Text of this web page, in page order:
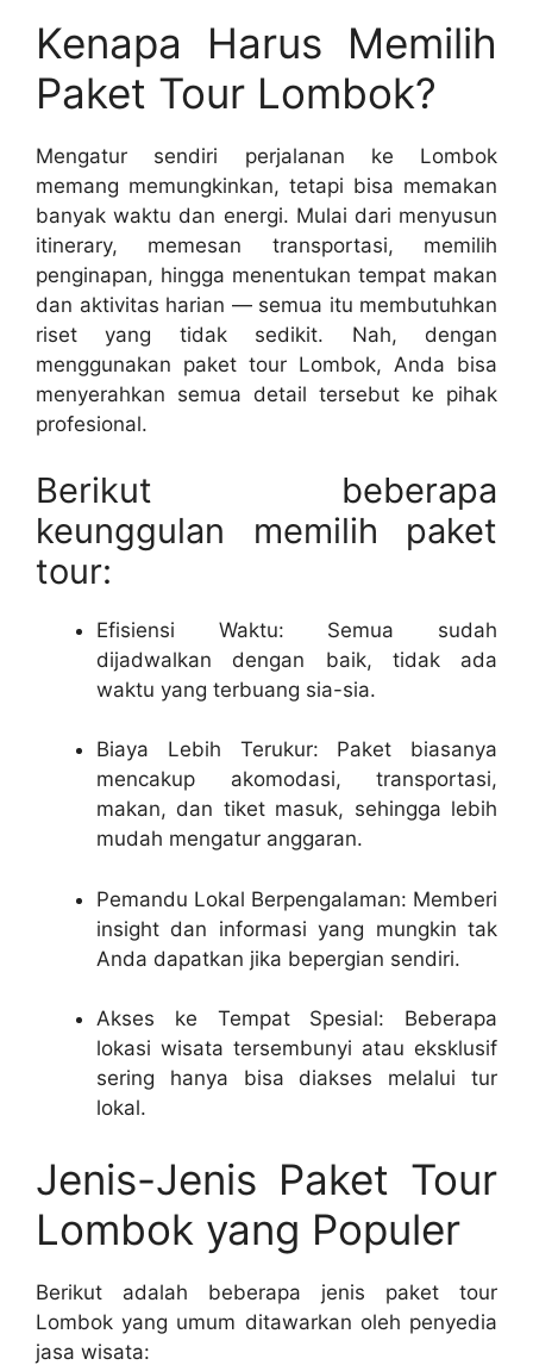
Kenapa Harus Memilih
Paket Tour Lombok?
Mengatur sendiri perjalanan ke Lombok
memang memungkinkan, tetapi bisa memakan
banyak waktu dan energi. Mulai dari menyusun
itinerary, memesan transportasi, memilih
penginapan, hingga menentukan tempat makan
dan aktivitas harian — semua itu membutuhkan
riset yang tidak sedikit. Nah, dengan
menggunakan paket tour Lombok, Anda bisa
menyerahkan semua detail tersebut ke pihak
profesional.
Berikut beberapa
keunggulan memilih paket
tour:
Efisiensi Waktu: Semua sudah
dijadwalkan dengan baik, tidak ada
waktu yang terbuang sia-sia.
Biaya Lebih Terukur: Paket biasanya
mencakup akomodasi, transportasi,
makan, dan tiket masuk, sehingga lebih
mudah mengatur anggaran.
Pemandu Lokal Berpengalaman: Memberi
insight dan informasi yang mungkin tak
Anda dapatkan jika bepergian sendiri.
Akses ke Tempat Spesial: Beberapa
lokasi wisata tersembunyi atau eksklusif
sering hanya bisa diakses melalui tur
lokal.
Jenis-Jenis Paket Tour
Lombok yang Populer
Berikut adalah beberapa jenis paket tour
Lombok yang umum ditawarkan oleh penyedia
jasa wisata: